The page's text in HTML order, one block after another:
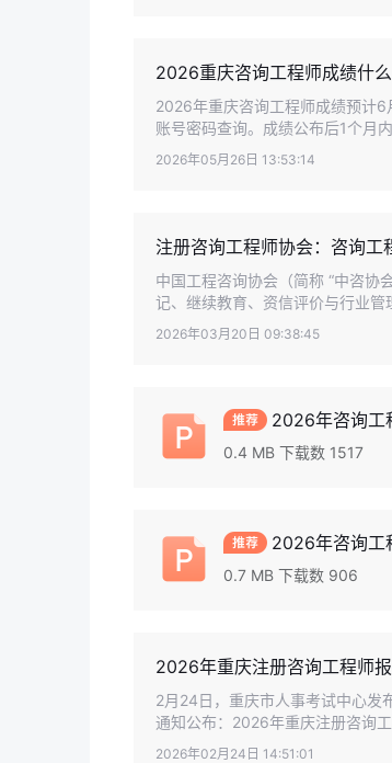
2026重庆咨询工程师成绩什
2026年重庆咨询工程师成绩预计6
账号密码查询。成绩公布后1个月
2026年05月26日 13:53:14
注册咨询工程师协会：咨询工
中国工程咨询协会（简称 “中咨协
记、继续教育、资信评价与行业
2026年03月20日 09:38:45
2026年咨询工
0.4 MB 下载数 1517
2026年咨询工
0.7 MB 下载数 906
2026年重庆注册咨询工程师
2月24日，重庆市人事考试中心发
通知公布：2026年重庆注册咨询
2026年02月24日 14:51:01